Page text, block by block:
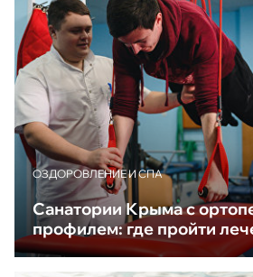
ОЗДОРОВЛЕНИЕ И СПА
Санатории Крыма с
профилем: где пройти